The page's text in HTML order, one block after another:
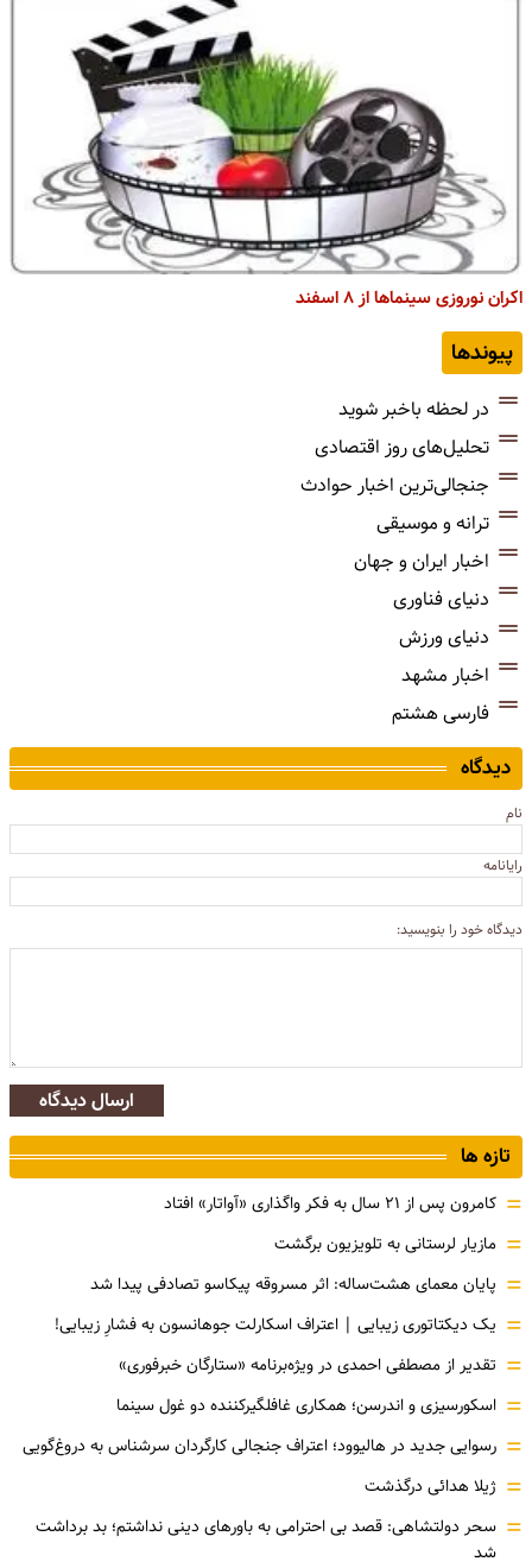
اکران نوروزی سینماها از ۸ اسفند
پیوندها
در لحظه باخبر شوید
تحلیل‌های روز اقتصادی
جنجالی‌ترین اخبار حوادث
ترانه و موسیقی
اخبار ایران و جهان
دنیای فناوری
دنیای ورزش
اخبار مشهد
فارسی هشتم
دیدگاه
نام
رایانامه
دیدگاه خود را بنویسید:
ارسال دیدگاه
تازه ها
= کامرون پس از ۲۱ سال به فکر واگذاری «آواتار» افتاد
= مازیار لرستانی به تلویزیون برگشت
= پایان معمای هشت‌ساله: اثر مسروقه پیکاسو تصادفی پیدا شد
= یک دیکتاتوری زیبایی | اعتراف اسکارلت جوهانسون به فشارِ زیبایی!
= تقدیر از مصطفی احمدی در ویژه‌برنامه «ستارگان خبرفوری»
= اسکورسیزی و اندرسن؛ همکاری غافلگیرکننده دو غول سینما
= رسوایی جدید در هالیوود؛ اعتراف جنجالی کارگردان سرشناس به دروغ‌گویی
= ژیلا هدائی درگذشت
= سحر دولتشاهی: قصد بی احترامی به باورهای دینی نداشتم؛ بد برداشت
شد